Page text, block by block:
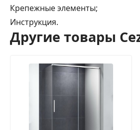
Крепежные элементы;
Инструкция.
Другие товары